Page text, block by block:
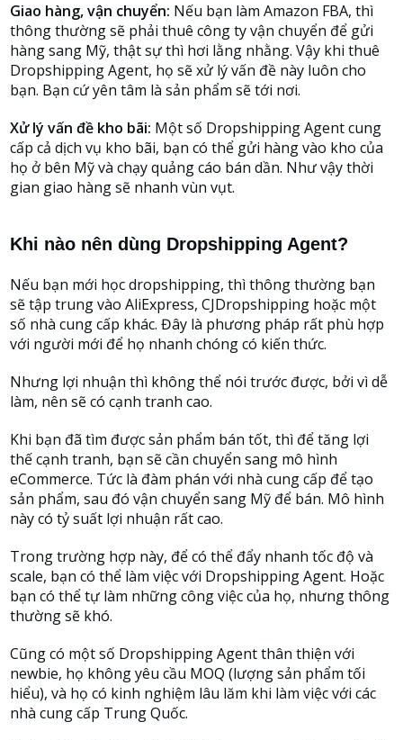
Giao hàng, vận chuyển: Nếu bạn làm Amazon FBA, thì
thông thường sẽ phải thuê công ty vận chuyển để gửi
hàng sang Mỹ, thật sự thì hơi lằng nhằng. Vậy khi thuê
Dropshipping Agent, họ sẽ xử lý vấn đề này luôn cho
bạn. Bạn cứ yên tâm là sản phẩm sẽ tới nơi.
Xử lý vấn đề kho bãi: Một số Dropshipping Agent cung
cấp cả dịch vụ kho bãi, bạn có thể gửi hàng vào kho của
họ ở bên Mỹ và chạy quảng cáo bán dần. Như vậy thời
gian giao hàng sẽ nhanh vùn vụt.
Khi nào nên dùng Dropshipping Agent?
Nếu bạn mới học dropshipping, thì thông thường bạn
sẽ tập trung vào AliExpress, CJDropshipping hoặc một
số nhà cung cấp khác. Đây là phương pháp rất phù hợp
với người mới để họ nhanh chóng có kiến thức.
Nhưng lợi nhuận thì không thể nói trước được, bởi vì dễ
làm, nên sẽ có cạnh tranh cao.
Khi bạn đã tìm được sản phẩm bán tốt, thì để tăng lợi
thế cạnh tranh, bạn sẽ cần chuyển sang mô hình
eCommerce. Tức là đàm phán với nhà cung cấp để tạo
sản phẩm, sau đó vận chuyển sang Mỹ để bán. Mô hình
này có tỷ suất lợi nhuận rất cao.
Trong trường hợp này, để có thể đẩy nhanh tốc độ và
scale, bạn có thể làm việc với Dropshipping Agent. Hoặc
bạn có thể tự làm những công việc của họ, nhưng thông
thường sẽ khó.
Cũng có một số Dropshipping Agent thân thiện với
newbie, họ không yêu cầu MOQ (lượng sản phẩm tối
hiểu), và họ có kinh nghiệm lâu lăm khi làm việc với các
nhà cung cấp Trung Quốc.